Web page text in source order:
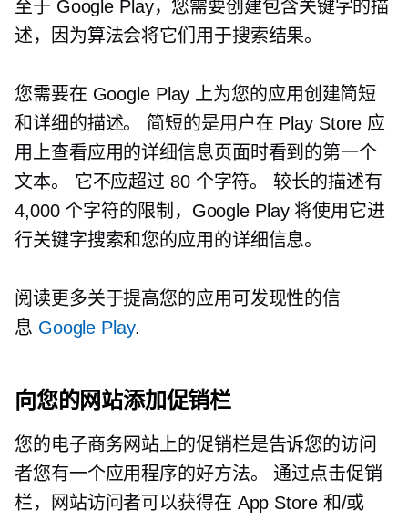
至于 Google Play，您需要创建包含关键字的描
述，因为算法会将它们用于搜索结果。
您需要在 Google Play 上为您的应用创建简短
和详细的描述。 简短的是用户在 Play Store 应
用上查看应用的详细信息页面时看到的第一个
文本。 它不应超过 80 个字符。 较长的描述有
4,000 个字符的限制，Google Play 将使用它进
行关键字搜索和您的应用的详细信息。
阅读更多关于提高您的应用可发现性的信
息 Google Play.
向您的网站添加促销栏
您的电子商务网站上的促销栏是告诉您的访问
者您有一个应用程序的好方法。 通过点击促销
栏，网站访问者可以获得在 App Store 和/或